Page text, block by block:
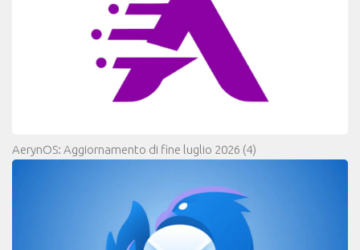
AerynOS: Aggiornamento di fine luglio 2026 (4)